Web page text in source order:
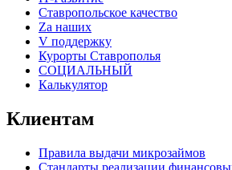
Ставропольское качество
Za наших
V поддержку
Курорты Ставрополья
СОЦИАЛЬНЫЙ
Калькулятор
Клиентам
Правила выдачи микрозаймов